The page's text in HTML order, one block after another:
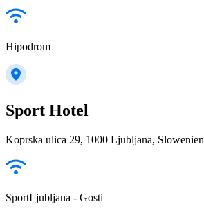
Hipodrom
Sport Hotel
Koprska ulica 29, 1000 Ljubljana, Slowenien
SportLjubljana - Gosti